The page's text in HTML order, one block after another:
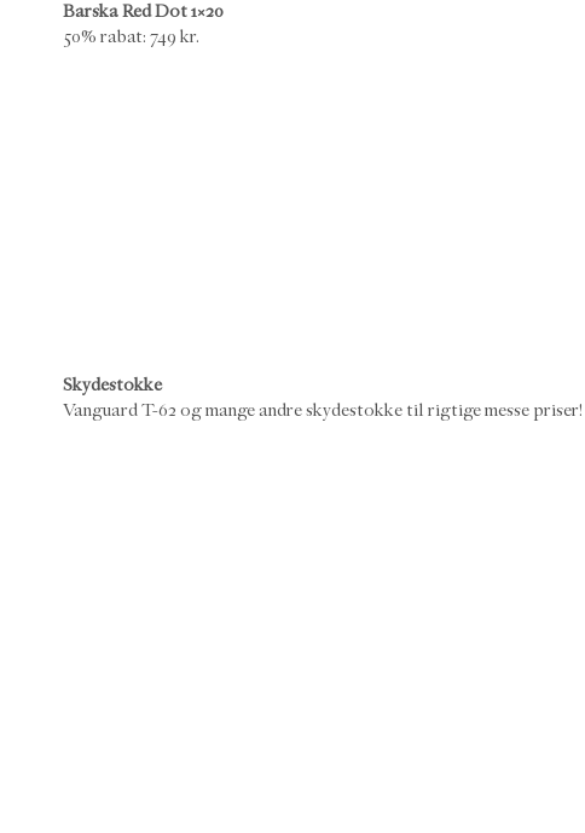
Barska Red Dot 1×20
50% rabat: 749 kr.
Skydestokke
Vanguard T-62 og mange andre skydestokke til rigtige messe priser!